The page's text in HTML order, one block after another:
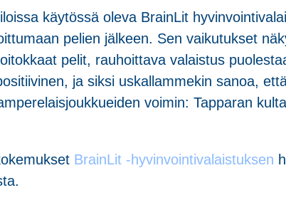
käytössä oleva BrainLit
pelien jälkeen. Sen vaikutukset
pelit, rauhoittava valaistus
ja siksi uskallammekin sanoa,
voimin: Tapparan
BrainLit -hyvinvointivalaistuksen